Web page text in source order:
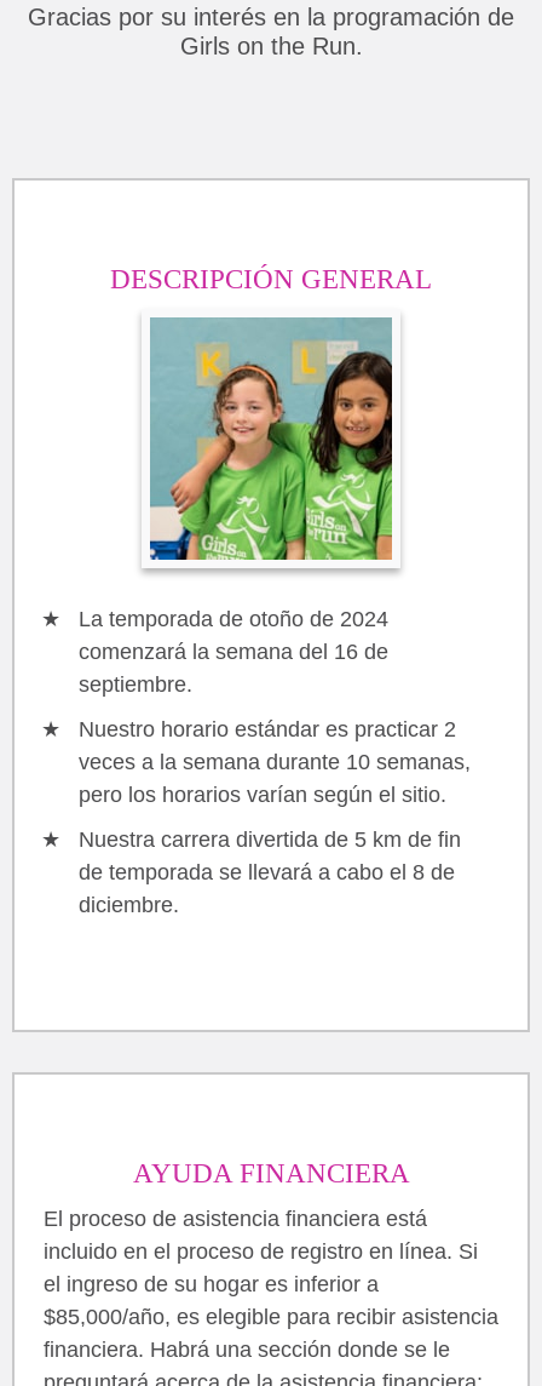
Gracias por su interés en la programación de
Girls on the Run.
DESCRIPCIÓN GENERAL
La temporada de otoño de 2024
comenzará la semana del 16 de
septiembre.
Nuestro horario estándar es practicar 2
veces a la semana durante 10 semanas,
pero los horarios varían según el sitio.
Nuestra carrera divertida de 5 km de fin
de temporada se llevará a cabo el 8 de
diciembre.
AYUDA FINANCIERA
El proceso de asistencia financiera está
incluido en el proceso de registro en línea. Si
el ingreso de su hogar es inferior a
$85,000/año, es elegible para recibir asistencia
financiera. Habrá una sección donde se le